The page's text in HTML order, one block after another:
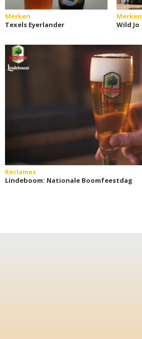
Merken
Texels Eyerlander
Merken
Wild Jo
Reclames
Lindeboom: Nationale Boomfeestdag